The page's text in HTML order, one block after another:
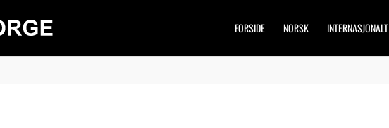
FORSIDE NORSK INTERNASJONALT